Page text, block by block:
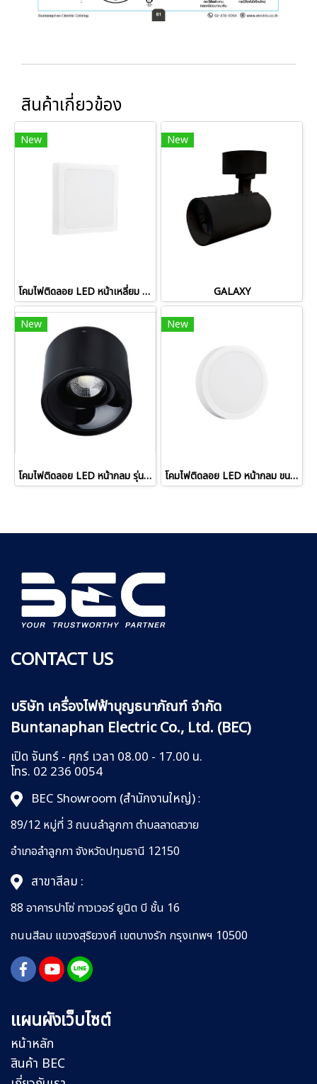
สินค้าเกี่ยวข้อง
New
โคมไฟติดลอย LED หน้าเหลี่ยม ขนาด 18W และ 24W รุ่น WINE-PS
New
GALAXY
New
โคมไฟติดลอย LED หน้ากลม รุ่น PP-YB05
New
โคมไฟติดลอย LED หน้ากลม ขนาด 18W และ 24W รุ่น WINE-PO
CONTACT US
บริษัท เครื่องไฟฟ้าบุญธนาภัณฑ์ จำกัด
Buntanaphan Electric Co., Ltd. (BEC)
เปิด จันทร์ - ศุกร์ เวลา 08.00 - 17.00 น.
โทร. 02 236 0054
BEC Showroom (สำนักงานใหญ่):
89/12 หมู่ที่ 3 ถนนลำลูกกาตำบลลาดสวาย
อำเภอลำลูกกาจังหวัดปทุมธานี 12150
สาขาสีลม :
88 อาคารปาโซ่ ทาวเวอร์ ยูนิต บี ชั้น 16
ถนนสีลม แขวงสุริยวงศ์ เขตบางรัก กรุงเทพฯ 10500
แผนผังเว็บไซต์
หน้าหลัก
สินค้า BEC